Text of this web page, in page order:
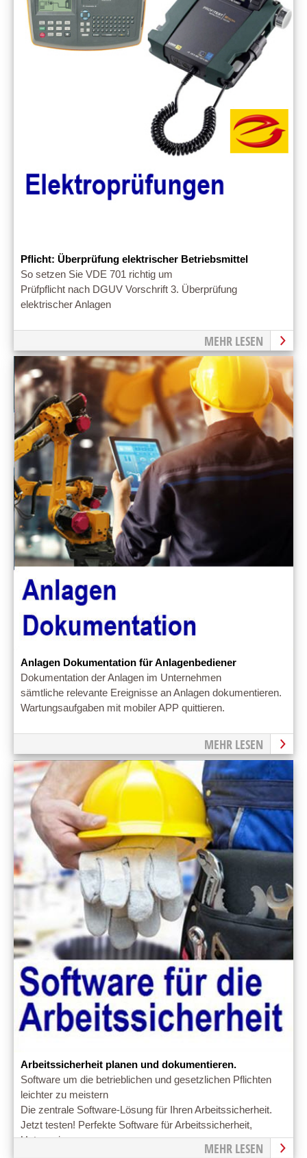
Pflicht: Überprüfung elektrischer Betriebsmittel
So setzen Sie VDE 701 richtig um
Prüfpflicht nach DGUV Vorschrift 3. Überprüfung
elektrischer Anlagen
MEHR LESEN
Anlagen Dokumentation für Anlagenbediener
Dokumentation der Anlagen im Unternehmen
sämtliche relevante Ereignisse an Anlagen dokumentieren.
Wartungsaufgaben mit mobiler APP quittieren.
MEHR LESEN
Arbeitssicherheit planen und dokumentieren.
Software um die betrieblichen und gesetzlichen Pflichten
leichter zu meistern
Die zentrale Software-Lösung für Ihren Arbeitssicherheit.
Jetzt testen! Perfekte Software für Arbeitssicherheit,
Unterweisung.
MEHR LESEN